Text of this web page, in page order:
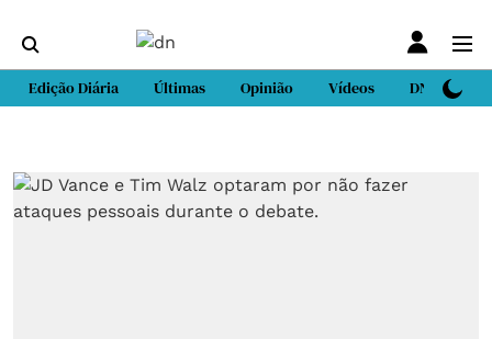
Edição Diária Últimas Opinião Vídeos DN Sport